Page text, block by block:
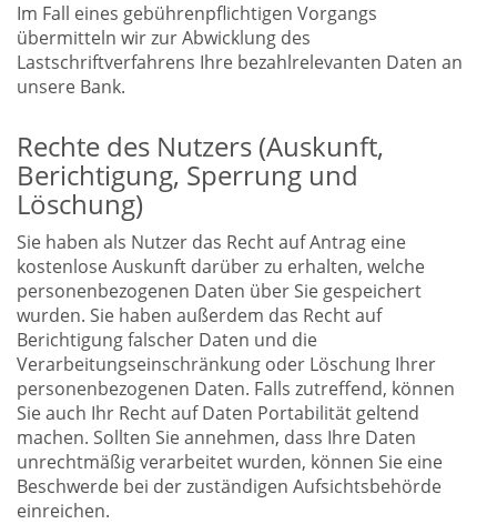
Im Fall eines gebührenpflichtigen Vorgangs
übermitteln wir zur Abwicklung des
Lastschriftverfahrens Ihre bezahlrelevanten Daten an
unsere Bank.
Rechte des Nutzers (Auskunft,
Berichtigung, Sperrung und
Löschung)
Sie haben als Nutzer das Recht auf Antrag eine
kostenlose Auskunft darüber zu erhalten, welche
personenbezogenen Daten über Sie gespeichert
wurden. Sie haben außerdem das Recht auf
Berichtigung falscher Daten und die
Verarbeitungseinschränkung oder Löschung Ihrer
personenbezogenen Daten. Falls zutreffend, können
Sie auch Ihr Recht auf Daten Portabilität geltend
machen. Sollten Sie annehmen, dass Ihre Daten
unrechtmäßig verarbeitet wurden, können Sie eine
Beschwerde bei der zuständigen Aufsichtsbehörde
einreichen.